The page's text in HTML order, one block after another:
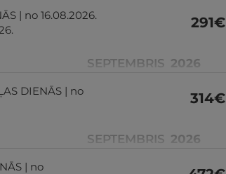
| no 16.08.2026.
291€
SEPTEMBRIS 2026
DIENĀS | no
314€
SEPTEMBRIS 2026
| no